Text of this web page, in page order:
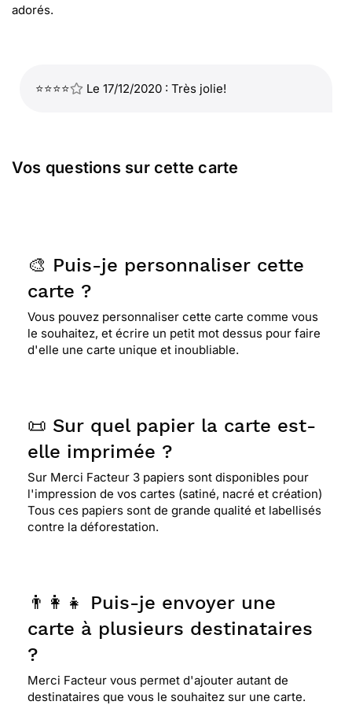
adorés.
⭐⭐⭐⭐ Le 17/12/2020 : Très jolie!
Vos questions sur cette carte
🎨 Puis-je personnaliser cette
carte ?
Vous pouvez personnaliser cette carte comme vous
le souhaitez, et écrire un petit mot dessus pour faire
d'elle une carte unique et inoubliable.
📜 Sur quel papier la carte est-
elle imprimée ?
Sur Merci Facteur 3 papiers sont disponibles pour
l'impression de vos cartes (satiné, nacré et création)
Tous ces papiers sont de grande qualité et labellisés
contre la déforestation.
👨‍👩‍👧 Puis-je envoyer une
carte à plusieurs destinataires
?
Merci Facteur vous permet d'ajouter autant de
destinataires que vous le souhaitez sur une carte.